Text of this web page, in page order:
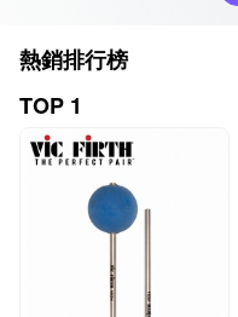
熱銷排行榜
TOP 1